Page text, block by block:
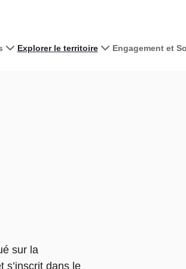
Explorer le territoire Engagement et
sur la
s’inscrit dans le